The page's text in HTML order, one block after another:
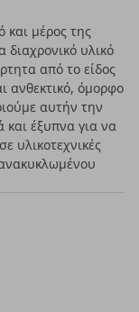
και μέρος της
διαχρονικό υλικό
από το είδος
ανθεκτικό, όμορφο
αυτήν την
έξυπνα για να
υλικοτεχνικές